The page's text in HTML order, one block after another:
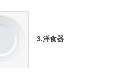
3.洋食器